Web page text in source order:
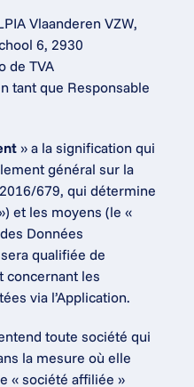
Vlaanderen VZW,
6, 2930
de TVA
tant que Responsable
» a la signification qui
général sur la
679, qui détermine
et les moyens (le «
Données
qualifiée de
concernant les
via l’Application.
toute société qui
la mesure où elle
« société affiliée »